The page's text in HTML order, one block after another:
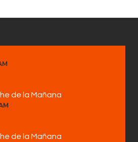
de la Mañana
de la Mañana